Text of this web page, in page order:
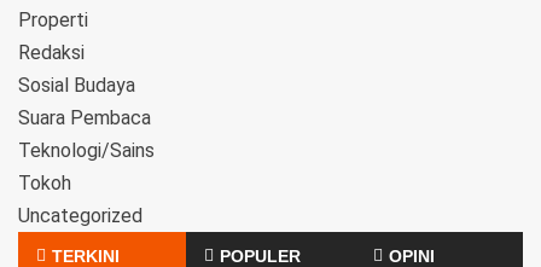
Properti
Redaksi
Sosial Budaya
Suara Pembaca
Teknologi/Sains
Tokoh
Uncategorized
TERKINI POPULER OPINI